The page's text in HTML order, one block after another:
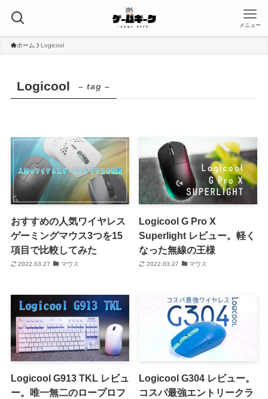
メニュー
ホーム Logicool
Logicool – tag –
おすすめの人気ワイヤレス
ゲーミングマウス3つを15
項目で比較してみた
2022.03.27 マウス
Logicool G Pro X
Superlight レビュー。軽く
なった無線の王様
2022.03.27 マウス
Logicool G913 TKL レビュ
ー。唯一無二のロープロフ
Logicool G304 レビュー。
コスパ最強エントリークラ